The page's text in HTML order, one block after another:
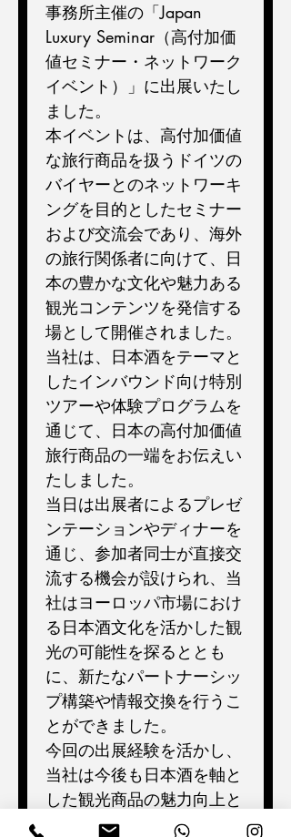
事務所主催の「Japan
Luxury Seminar（高付加価
値セミナー・ネットワーク
イベント）」に出展いたし
ました。
本イベントは、高付加価値
な旅行商品を扱うドイツの
バイヤーとのネットワーキ
ングを目的としたセミナー
および交流会であり、海外
の旅行関係者に向けて、日
本の豊かな文化や魅力ある
観光コンテンツを発信する
場として開催されました。
当社は、日本酒をテーマと
したインバウンド向け特別
ツアーや体験プログラムを
通じて、日本の高付加価値
旅行商品の一端をお伝えい
たしました。
当日は出展者によるプレゼ
ンテーションやディナーを
通じ、参加者同士が直接交
流する機会が設けられ、当
社はヨーロッパ市場におけ
る日本酒文化を活かした観
光の可能性を探るととも
に、新たなパートナーシッ
プ構築や情報交換を行うこ
とができました。
今回の出展経験を活かし、
当社は今後も日本酒を軸と
した観光商品の魅力向上と
国際的な販路拡大に取り組